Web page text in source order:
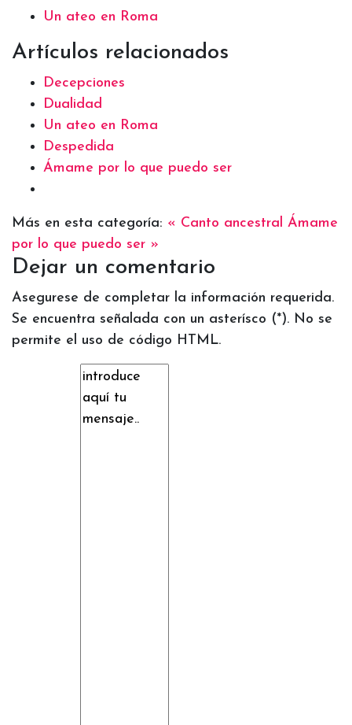
Un ateo en Roma
Artículos relacionados
Decepciones
Dualidad
Un ateo en Roma
Despedida
Ámame por lo que puedo ser
Más en esta categoría: « Canto ancestral Ámame
por lo que puedo ser »
Dejar un comentario
Asegurese de completar la información requerida.
Se encuentra señalada con un asterísco (*). No se
permite el uso de código HTML.